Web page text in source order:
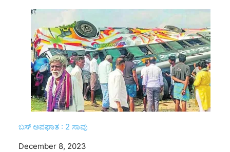
ಬಸ್ ಅಪಘಾತ : 2 ಸಾವು
Date
December 8, 2023